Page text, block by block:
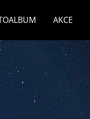
AKCE